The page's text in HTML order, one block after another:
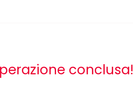
conclusa!